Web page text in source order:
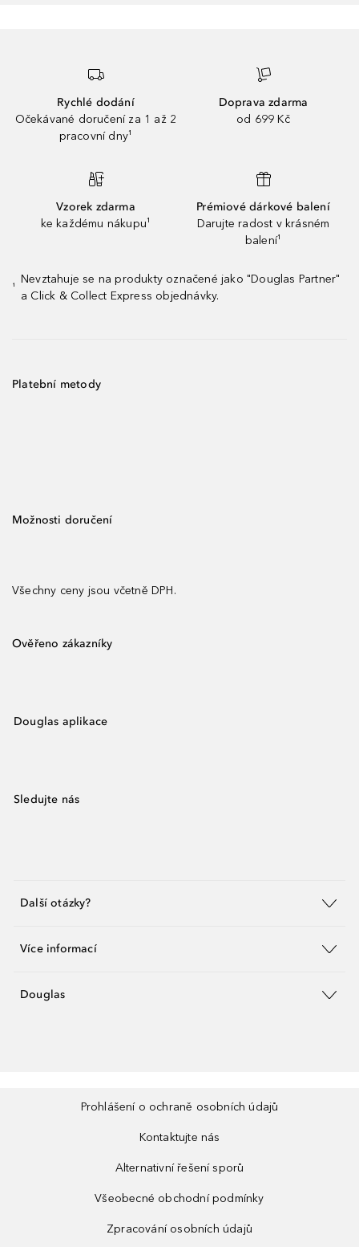
Rychlé dodání
Očekávané doručení za 1 až 2
pracovní dny¹
Doprava zdarma
od 699 Kč
Vzorek zdarma
ke každému nákupu¹
Prémiové dárkové balení
Darujte radost v krásném
balení¹
¹
Nevztahuje se na produkty označené jako "Douglas Partner"
a Click & Collect Express objednávky.
Platební metody
Možnosti doručení
Všechny ceny jsou včetně DPH.
Ověřeno zákazníky
Douglas aplikace
Sledujte nás
Další otázky?
Více informací
Douglas
Prohlášení o ochraně osobních údajů
Kontaktujte nás
Alternativní řešení sporů
Všeobecné obchodní podmínky
Zpracování osobních údajů